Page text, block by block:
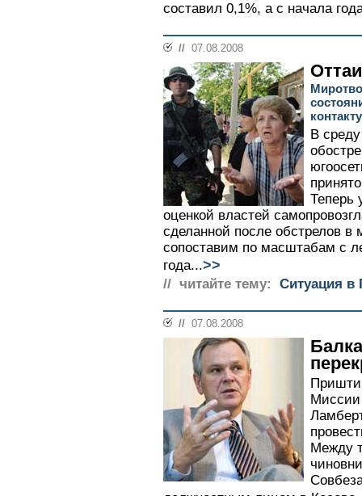
составил 0,1%, а с начала
// 07.08.2008
В среду
Теперь
оценкой властей
сделанной после обстрелов
сопоставим по масштабам с
года...>>
// читайте тему: Ситуация в
// 07.08.2008
Между